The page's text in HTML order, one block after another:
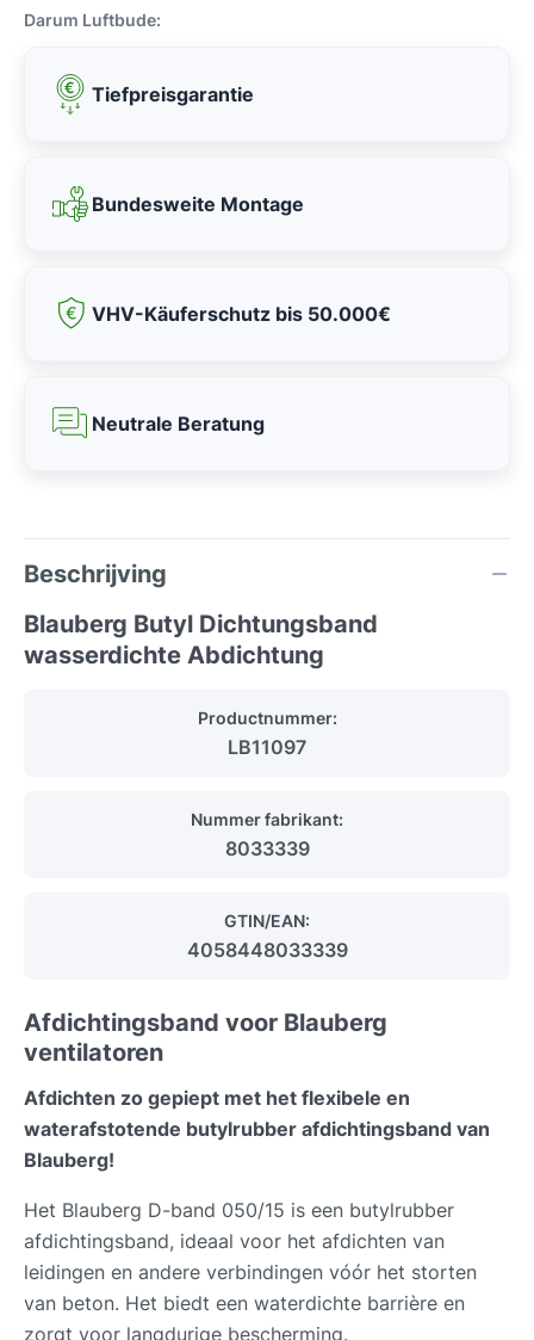
Darum Luftbude:
Tiefpreisgarantie
Bundesweite Montage
VHV-Käuferschutz bis 50.000€
Neutrale Beratung
Beschrijving
Blauberg Butyl Dichtungsband
wasserdichte Abdichtung
Productnummer:
LB11097
Nummer fabrikant:
8033339
GTIN/EAN:
4058448033339
Afdichtingsband voor Blauberg
ventilatoren
Afdichten zo gepiept met het flexibele en
waterafstotende butylrubber afdichtingsband van
Blauberg!
Het Blauberg D-band 050/15 is een butylrubber
afdichtingsband, ideaal voor het afdichten van
leidingen en andere verbindingen vóór het storten
van beton. Het biedt een waterdichte barrière en
zorgt voor langdurige bescherming.